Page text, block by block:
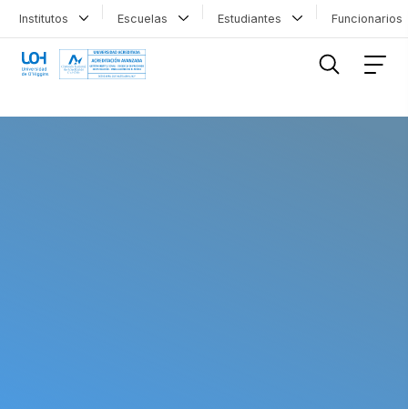
Institutos Escuelas Estudiantes